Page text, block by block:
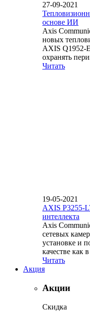
27-09-2021
основе ИИ
Axis
новых
AXIS Q1952-
охранять
Читать
19-05-2021
AXIS P3255-
интеллекта
Axis
сетевых
установке и
качестве как
Читать
Акция
Акции
Скидка